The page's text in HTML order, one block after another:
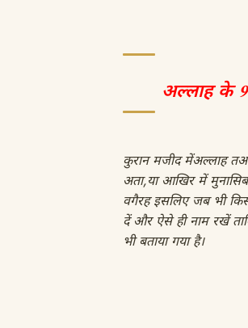
अल्लाह के
कुरान मजीद मेंअल्लाह
अता,या आखिर में
वगैरह इसलिए जब भी
दें और ऐसे ही नाम रखें
भी बताया गया